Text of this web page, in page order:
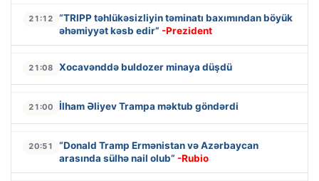
21:12
“TRIPP təhlükəsizliyin təminatı baxımından böyük
əhəmiyyət kəsb edir” -Prezident
21:08 Xocavənddə buldozer minaya düşdü
21:00 İlham Əliyev Trampa məktub göndərdi
20:51
“Donald Tramp Ermənistan və Azərbaycan
arasında sülhə nail olub” -Rubio